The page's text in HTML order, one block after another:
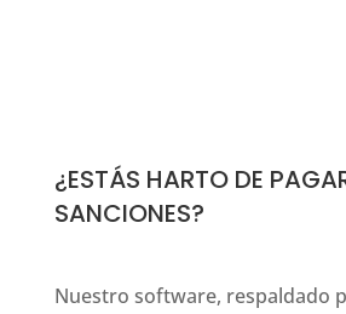
¿ESTÁS HARTO DE
SANCIONES?
Nuestro software, respaldado